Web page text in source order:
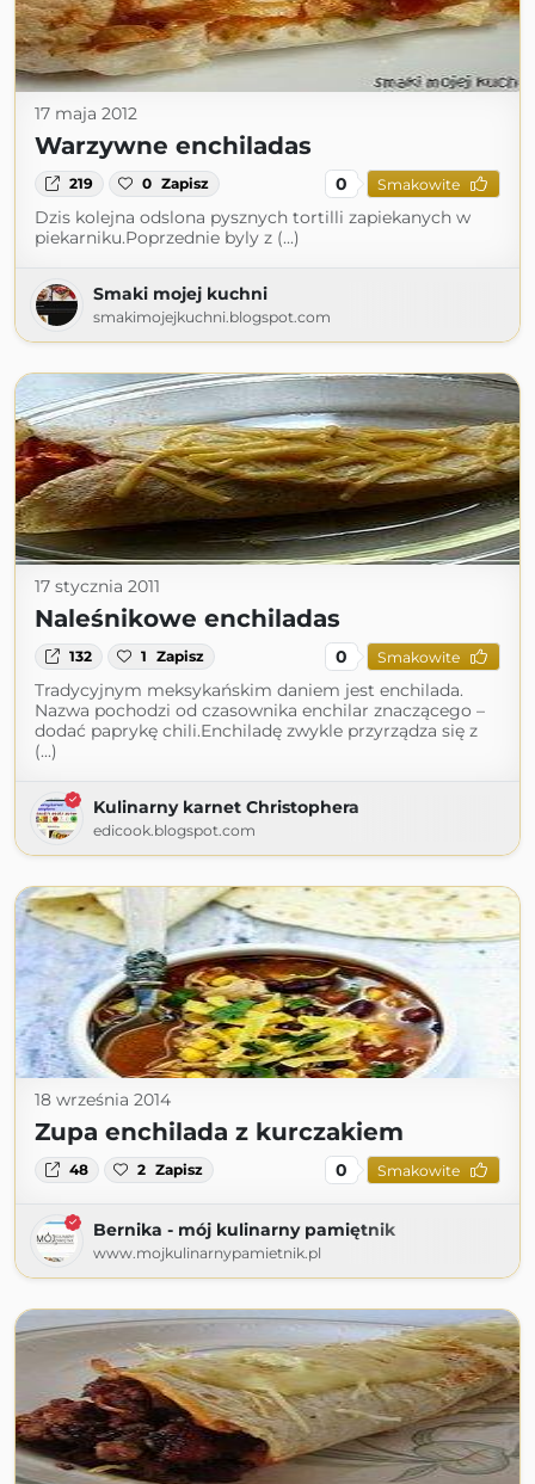
17 maja 2012
Warzywne enchiladas
219 0 Zapisz 0 Smakowite
Dzis kolejna odslona pysznych tortilli zapiekanych w
piekarniku.Poprzednie byly z (...)
Smaki mojej kuchni
smakimojejkuchni.blogspot.com
17 stycznia 2011
Naleśnikowe enchiladas
132 1 Zapisz 0 Smakowite
Tradycyjnym meksykańskim daniem jest enchilada.
Nazwa pochodzi od czasownika enchilar znaczącego –
dodać paprykę chili.Enchiladę zwykle przyrządza się z
(...)
Kulinarny karnet Christophera
edicook.blogspot.com
18 września 2014
Zupa enchilada z kurczakiem
48 2 Zapisz 0 Smakowite
Bernika - mój kulinarny pamiętnik
www.mojkulinarnypamietnik.pl